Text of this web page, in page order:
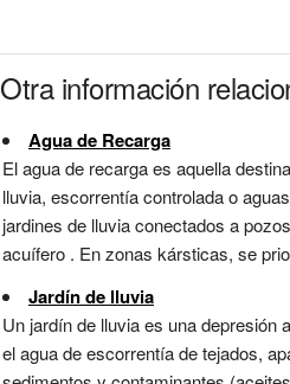
Otra información
Agua de Recarga
El agua de recarga es aquella
lluvia, escorrentía controlada o
jardines de lluvia conectados a
acuífero . En zonas kársticas, se
Jardín de lluvia
Un jardín de lluvia es una depresión
el agua de escorrentía de tejados,